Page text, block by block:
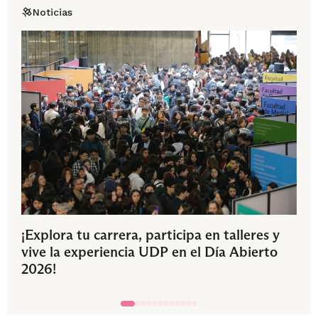
Noticias
¡Explora tu carrera, participa en talleres y
vive la experiencia UDP en el Día Abierto
2026!